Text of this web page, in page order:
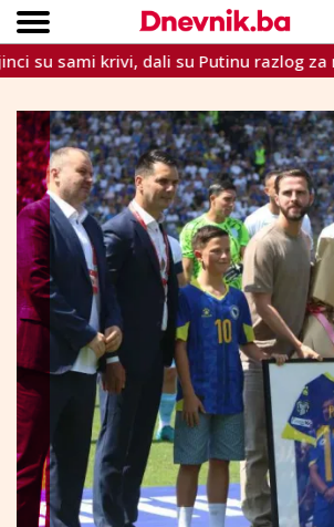
VIJESTI
SPORT
INTERVIEW
TEME
CRNA KRONIKA
LIFESTYLE
Copyright © Dnevnik.ba
krivi, dali su Putinu razlog za napad"